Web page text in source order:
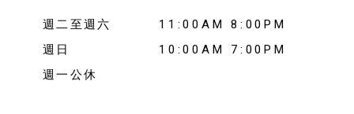
週二至週六
11:00AM 8:00PM
週日
10:00AM 7:00PM
週一公休